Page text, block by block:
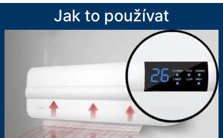
Jak to používat